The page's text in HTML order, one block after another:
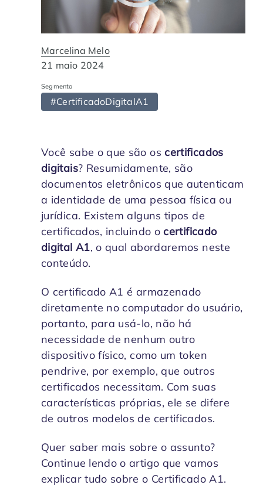
Contabilidade
Jurídico
Imobiliária
Departamento Pessoal / RH
Agronegócio
Indique a ArqSin
Suporte
Validade Juridica
Jurisprudência
Marcelina Melo
21 maio 2024
Segmento
#CertificadoDigitalA1
Você sabe o que são os certificados
digitais? Resumidamente, são
documentos eletrônicos que autenticam
a identidade de uma pessoa física ou
jurídica. Existem alguns tipos de
certificados, incluindo o certificado
digital A1, o qual abordaremos neste
conteúdo.
O certificado A1 é armazenado
diretamente no computador do usuário,
portanto, para usá-lo, não há
necessidade de nenhum outro
dispositivo físico, como um token
pendrive, por exemplo, que outros
certificados necessitam. Com suas
características próprias, ele se difere
de outros modelos de certificados.
Quer saber mais sobre o assunto?
Continue lendo o artigo que vamos
explicar tudo sobre o Certificado A1.